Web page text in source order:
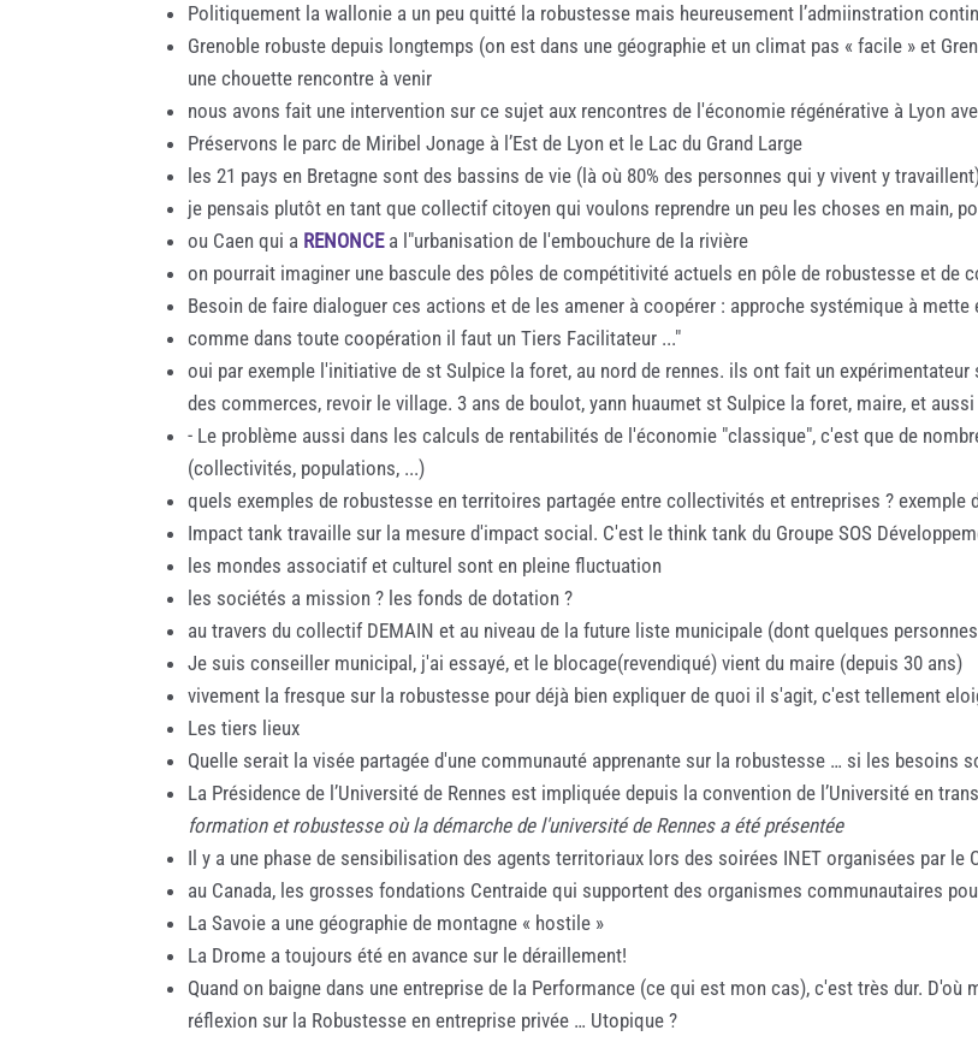
Politiquement la wallonie a un peu quitté la robustesse mais heureusement l’admiinstration
Grenoble robuste depuis longtemps (on est dans une géographie et un climat pas « facile » et
une chouette rencontre à venir
nous avons fait une intervention sur ce sujet aux rencontres de l'économie régénérative à Lyon
Préservons le parc de Miribel Jonage à l’Est de Lyon et le Lac du Grand Large
les 21 pays en Bretagne sont des bassins de vie (là où 80% des personnes qui y vivent y
je pensais plutôt en tant que collectif citoyen qui voulons reprendre un peu les choses en main,
ou Caen qui a RENONCEa l"urbanisation de l'embouchure de la rivière
on pourrait imaginer une bascule des pôles de compétitivité actuels en pôle de robustesse et de
Besoin de faire dialoguer ces actions et de les amener à coopérer : approche systémique à
comme dans toute coopération il faut un Tiers Facilitateur ..."
oui par exemple l'initiative de st Sulpice la foret, au nord de rennes. ils ont fait un
des commerces, revoir le village. 3 ans de boulot, yann huaumet st Sulpice la foret, maire, et
- Le problème aussi dans les calculs de rentabilités de l'économie "classique", c'est que de
(collectivités, populations, ...)
quels exemples de robustesse en territoires partagée entre collectivités et entreprises ? exemple
Impact tank travaille sur la mesure d'impact social. C'est le think tank du Groupe SOS
les mondes associatif et culturel sont en pleine fluctuation
les sociétés a mission ? les fonds de dotation ?
au travers du collectif DEMAIN et au niveau de la future liste municipale (dont quelques
Je suis conseiller municipal, j'ai essayé, et le blocage(revendiqué) vient du maire (depuis 30 ans)
vivement la fresque sur la robustesse pour déjà bien expliquer de quoi il s'agit, c'est tellement
Les tiers lieux
Quelle serait la visée partagée d'une communauté apprenante sur la robustesse … si les besoins
La Présidence de l’Université de Rennes est impliquée depuis la convention de l’Université en
formation et robustesse où la démarche de l'université de Rennes a été présentée
Il y a une phase de sensibilisation des agents territoriaux lors des soirées INET organisées par le
au Canada, les grosses fondations Centraide qui supportent des organismes communautaires
La Savoie a une géographie de montagne « hostile »
La Drome a toujours été en avance sur le déraillement!
Quand on baigne dans une entreprise de la Performance (ce qui est mon cas), c'est très dur.
réflexion sur la Robustesse en entreprise privée … Utopique ?